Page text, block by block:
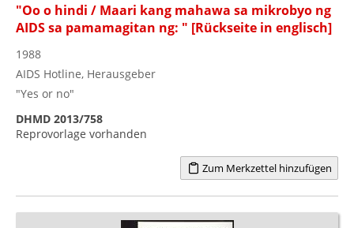
"Oo o hindi / Maari kang mahawa sa mikrobyo ng
AIDS sa pamamagitan ng: " [Rückseite in englisch]
1988
AIDS Hotline, Herausgeber
"Yes or no"
DHMD 2013/758
Reprovorlage vorhanden
Zum Merkzettel hinzufügen